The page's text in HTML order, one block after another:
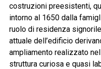
costruzioni preesistenti,
intorno al 1650 dalla
ruolo di residenza
attuale dell’edificio
ampliamento realizzato
struttura curiosa e quasi